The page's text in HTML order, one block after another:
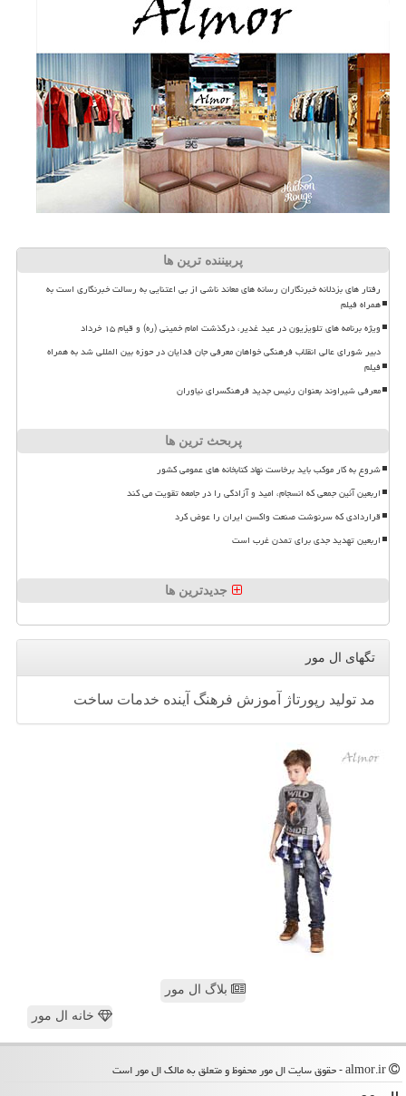
پربیننده ترین ها
رفتار های بزدلانه خبرنگاران رسانه های معاند ناشی از بی اعتنایی به رسالت خبرنگاری است به
همراه فیلم
ویژه برنامه های تلویزیون در عید غدیر، درگذشت امام خمینی (ره) و قیام ۱۵ خرداد
دبیر شورای عالی انقلاب فرهنگی خواهان معرفی جان فدایان در حوزه بین المللی شد به همراه
فیلم
معرفی شیراوند بعنوان رئیس جدید فرهنگسرای نیاوران
پربحث ترین ها
شروع به کار موکب باید برخاست نهاد کتابخانه های عمومی کشور
اربعین آئین جمعی که انسجام، امید و آزادگی را در جامعه تقویت می کند
قراردادی که سرنوشت صنعت واکسن ایران را عوض کرد
اربعین تهدید جدی برای تمدن غرب است
جدیدترین ها
تگهای ال مور
مد تولید رپورتاژ آموزش فرهنگ آینده خدمات ساخت
بلاگ ال مور
خانه ال مور